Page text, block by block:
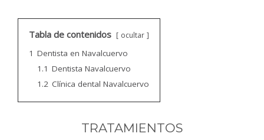
CONTACTO
Tabla de contenidos ocultar
1 Dentista en Navalcuervo
1.1 Dentista Navalcuervo
1.2 Clínica dental Navalcuervo
TRATAMIENTOS